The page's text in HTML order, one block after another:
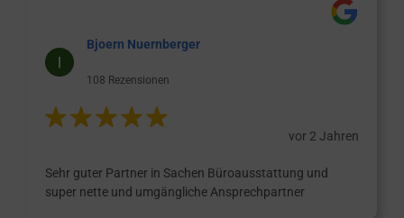
Bjoern Nuernberger
108 Rezensionen
vor 2 Jahren
Sehr guter Partner in Sachen Büroausstattung und
super nette und umgängliche Ansprechpartner